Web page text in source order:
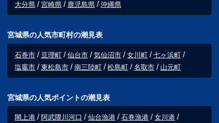
大分県
宮崎県 鹿児島県 沖縄県
宮城県の人気市町村の潮見表
石巻市 亘理町 仙台市 気仙沼市 女川町
七ヶ浜町
塩竈市
東松島市 南三陸町 松島町 名取市 山元町
宮城県の人気ポイントの潮見表
閖上港 阿武隈川河口 仙台漁港 石巻漁港
女川港